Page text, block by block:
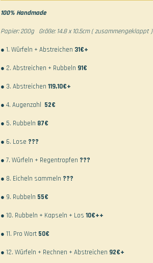
100% Handmade
Papier: 200g Größe: 14.8 x 10.5cm ( zusammengeklappt )
● 1. Würfeln + Abstreichen 31€+
● 2. Abstreichen + Rubbeln 91€
● 3. Abstreichen 119,10€+
● 4. Augenzahl 52€
● 5. Rubbeln 87€
● 6. Lose ???
● 7. Würfeln + Regentropfen ???
● 8. Eicheln sammeln ???
● 9. Rubbeln 55€
● 10. Rubbeln + Kapseln + Los 10€++
● 11. Pro Wort 50€
● 12. Würfeln + Rechnen + Abstreichen 92€+